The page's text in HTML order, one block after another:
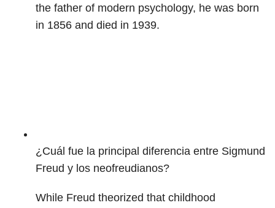
the father of modern psychology, he was born
in 1856 and died in 1939.
¿Cuál fue la principal diferencia entre Sigmund
Freud y los neofreudianos?
While Freud theorized that childhood